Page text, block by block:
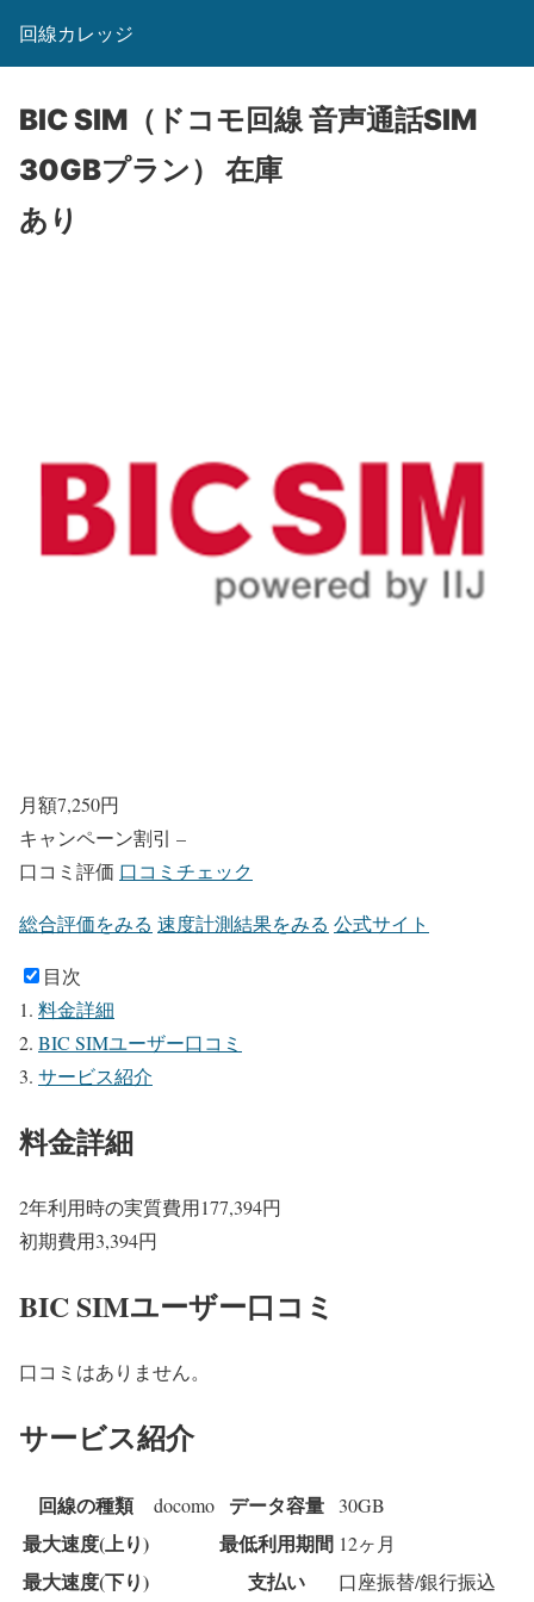
回線カレッジ
BIC SIM（ドコモ回線 音声通話SIM
30GBプラン） 在庫
あり
月額7,250円
キャンペーン割引 –
口コミ評価 口コミチェック
総合評価をみる 速度計測結果をみる 公式サイト
目次
料金詳細
BIC SIMユーザー口コミ
サービス紹介
料金詳細
2年利用時の実質費用177,394円
初期費用3,394円
BIC SIMユーザー口コミ
口コミはありません。
サービス紹介
回線の種類 docomo データ容量 30GB
最大速度(上り) 最低利用期間 12ヶ月
最大速度(下り) 支払い 口座振替/銀行振込